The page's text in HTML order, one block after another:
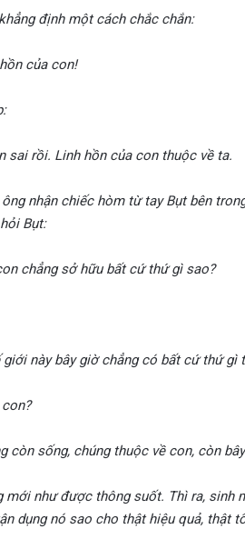
định một cách chắc chắn:
của con!
sai rồi. Linh hồn của con thuộc về ta.
nhận chiếc hòm từ tay Bụt bên
Bụt:
chẳng sở hữu bất cứ thứ gì sao?
giới này bây giờ chẳng có bất cứ thứ
còn sống, chúng thuộc về con, còn
mới như được thông suốt. Thì ra,
dụng nó sao cho thật hiệu quả, thật